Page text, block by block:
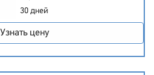
30 дней
Узнать цену